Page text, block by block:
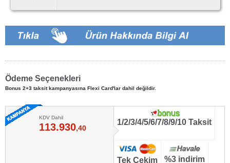
Ödeme Seçenekleri
Bonus 2+3 taksit kampanyasına Flexi Card'lar dahil değildir.
KDV Dahil
113.930,40
1/2/3/4/5/6/7/8/9/10 Taksit
Tek Çekim %3 indirim